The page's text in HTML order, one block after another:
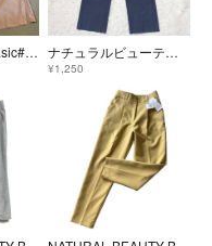
natural beauty basic#ガウチョパンツ#M ナチュラルビューティーベーシック テーパードパンツ ネイビー 【XS】カジュアル
¥1,250